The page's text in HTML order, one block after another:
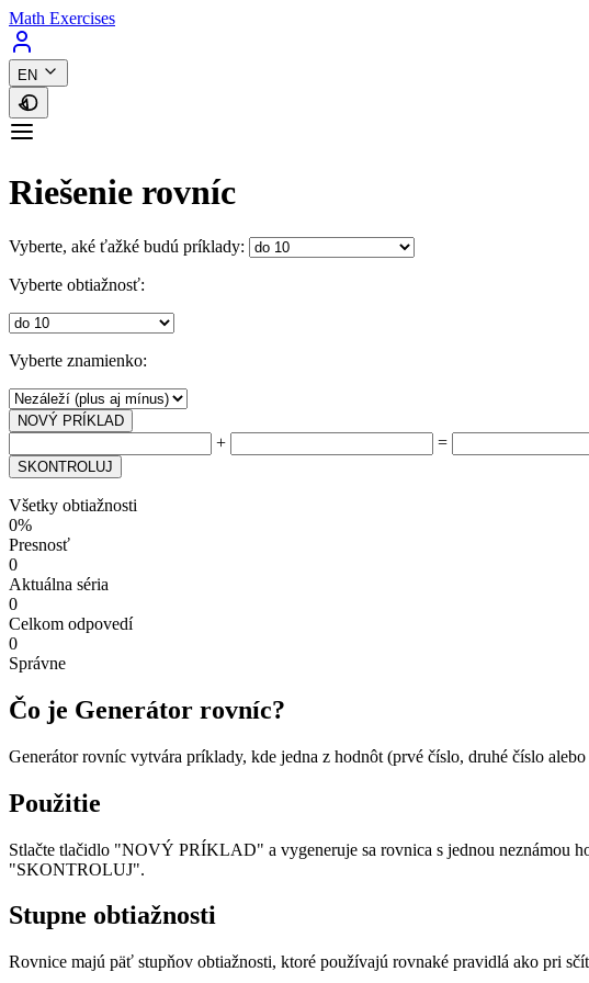
Math Exercises
EN
Riešenie rovníc
Vyberte, aké ťažké budú príklady:
Vyberte obtiažnosť:
Vyberte znamienko:
NOVÝ PRÍKLAD
+ =
SKONTROLUJ
Všetky obtiažnosti
0%
Presnosť
0
Aktuálna séria
0
Celkom odpovedí
0
Správne
Čo je Generátor rovníc?
Generátor rovníc vytvára príklady, kde jedna z hodnôt (prvé číslo, druhé číslo
Použitie
Stlačte tlačidlo "NOVÝ PRÍKLAD" a vygeneruje sa rovnica s jednou neznámou
"SKONTROLUJ".
Stupne obtiažnosti
Rovnice majú päť stupňov obtiažnosti, ktoré používajú rovnaké pravidlá ako pri